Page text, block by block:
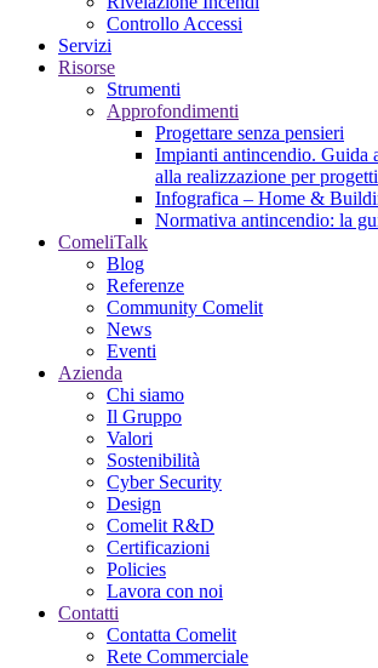
Controllo Accessi
Servizi
Risorse
Strumenti
Approfondimenti
Progettare senza pensieri
Impianti antincendio. Guida
alla realizzazione per
Infografica – Home &
Normativa antincendio: la
ComeliTalk
Blog
Referenze
Community Comelit
News
Eventi
Azienda
Chi siamo
Il Gruppo
Valori
Sostenibilità
Cyber Security
Design
Comelit R&D
Certificazioni
Policies
Lavora con noi
Contatti
Contatta Comelit
Rete Commerciale